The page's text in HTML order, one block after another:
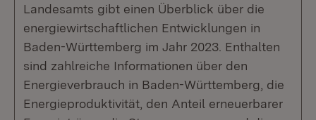
Landesamts gibt einen Überblick über die
energiewirtschaftlichen Entwicklungen in
Baden-Württemberg im Jahr 2023. Enthalten
sind zahlreiche Informationen über den
Energieverbrauch in Baden-Württemberg, die
Energieproduktivität, den Anteil erneuerbarer